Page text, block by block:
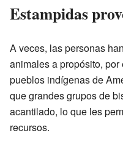
Estampidas
A veces, las personas
animales a propósito,
pueblos indígenas de
que grandes grupos de
acantilado, lo que les
recursos.